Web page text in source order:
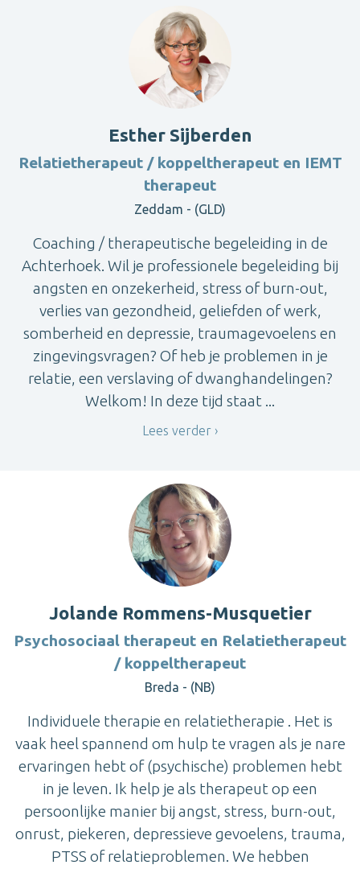
Esther Sijberden
Relatietherapeut / koppeltherapeut en IEMT
therapeut
Zeddam - (GLD)
Coaching / therapeutische begeleiding in de
Achterhoek. Wil je professionele begeleiding bij
angsten en onzekerheid, stress of burn-out,
verlies van gezondheid, geliefden of werk,
somberheid en depressie, traumagevoelens en
zingevingsvragen? Of heb je problemen in je
relatie, een verslaving of dwanghandelingen?
Welkom! In deze tijd staat ...
Lees verder
Jolande Rommens-Musquetier
Psychosociaal therapeut en Relatietherapeut
/ koppeltherapeut
Breda - (NB)
Individuele therapie en relatietherapie . Het is
vaak heel spannend om hulp te vragen als je nare
ervaringen hebt of (psychische) problemen hebt
in je leven. Ik help je als therapeut op een
persoonlijke manier bij angst, stress, burn-out,
onrust, piekeren, depressieve gevoelens, trauma,
PTSS of relatieproblemen. We hebben